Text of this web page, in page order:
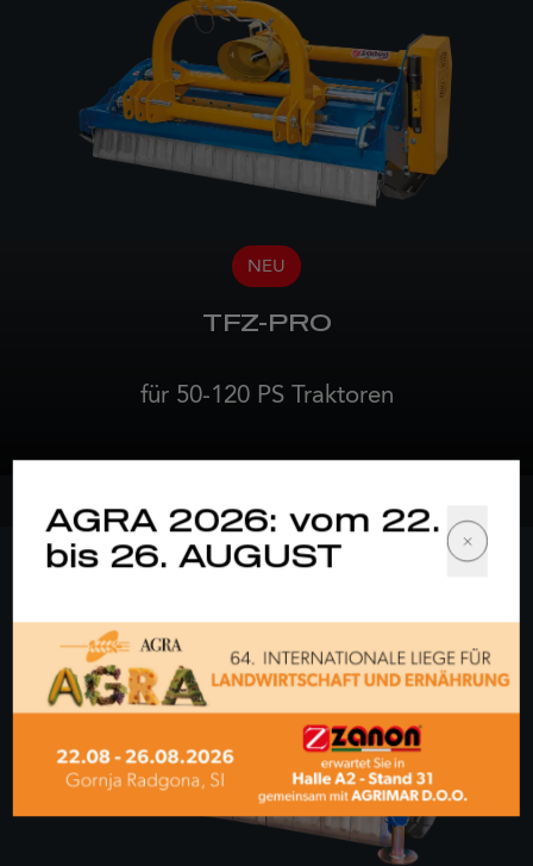
NEU
TFZ-PRO
für 50-120 PS Traktoren
AGRA 2026: vom 22.
bis 26. AUGUST